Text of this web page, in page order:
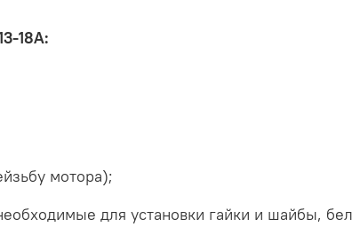
18А:
мотора);
для установки гайки и шайбы,